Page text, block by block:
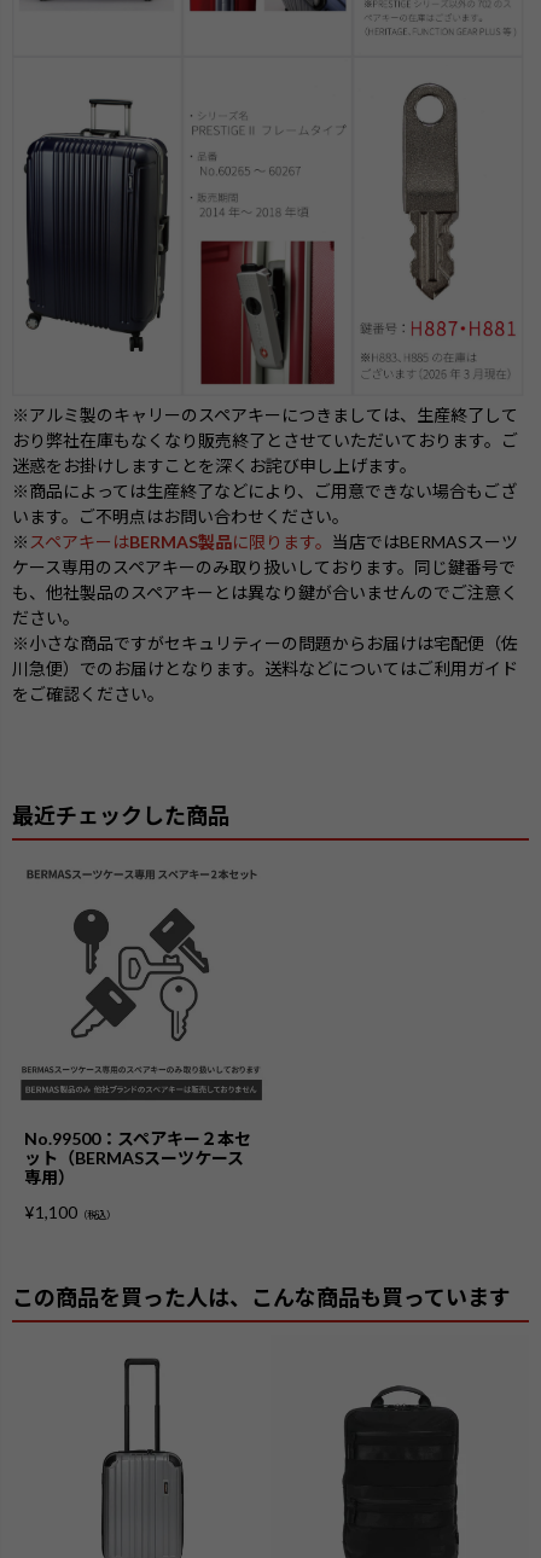
※アルミ製のキャリーのスペアキーにつきましては、生産終了して
おり弊社在庫もなくなり販売終了とさせていただいております。ご
迷惑をお掛けしますことを深くお詫び申し上げます。
※商品によっては生産終了などにより、ご用意できない場合もござ
います。ご不明点はお問い合わせください。
※ スペアキーはBERMAS製品に限ります。 当店ではBERMASスーツ
ケース専用のスペアキーのみ取り扱いしております。同じ鍵番号で
も、他社製品のスペアキーとは異なり鍵が合いませんのでご注意く
ださい。
※小さな商品ですがセキュリティーの問題からお届けは宅配便（佐
川急便）でのお届けとなります。送料などについてはご利用ガイド
をご確認ください。
最近チェックした商品
No.99500：スペアキー２本セ
ット（BERMASスーツケース
専用）
¥1,100 （税込）
この商品を買った人は、こんな商品も買っています